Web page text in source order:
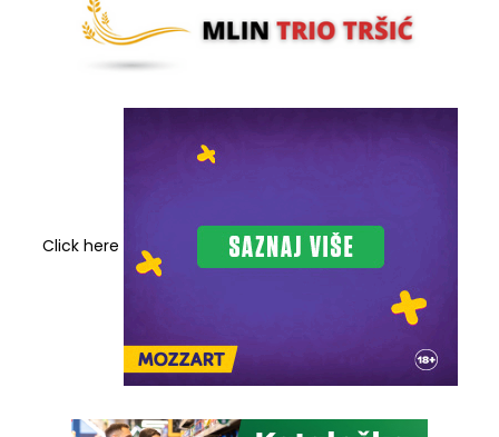
Click here